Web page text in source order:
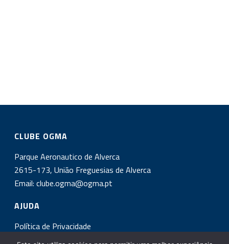
CLUBE OGMA
Parque Aeronautico de Alverca
2615-173, União Freguesias de Alverca
Email:clube.ogma@ogma.pt
AJUDA
Política de Privacidade